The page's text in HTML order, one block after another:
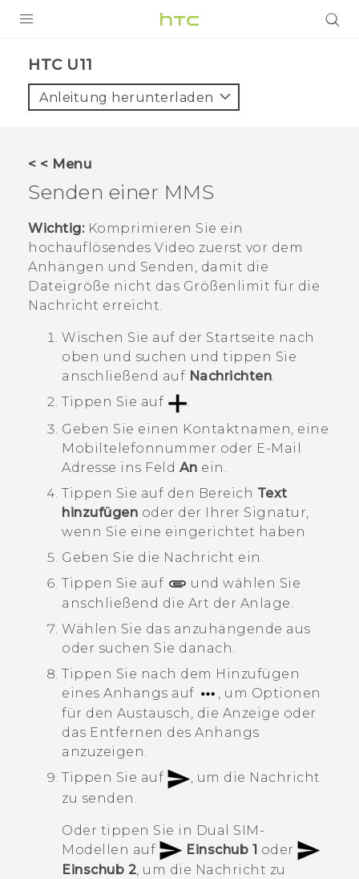
VIVE
UNTERSTÜTZUNG
HTC-Geräte und Zubehör
Anmelden
HTC U11‎
Anleitung herunterladen
< < Menu
Senden einer MMS
Wichtig:Komprimieren Sie ein
hochauflösendes Video zuerst vor dem
Anhängen und Senden, damit die
Dateigröße nicht das Größenlimit für die
Nachricht erreicht.
Wischen Sie auf der Startseite nach
oben und suchen und tippen Sie
anschließend auf Nachrichten.
Tippen Sie auf
.
Geben Sie einen Kontaktnamen, eine
Mobiltelefonnummer oder E-Mail
Adresse ins Feld An ein.
Tippen Sie auf den Bereich Text
hinzufügen oder der Ihrer Signatur,
wenn Sie eine eingerichtet haben.
Geben Sie die Nachricht ein.
Tippen Sie auf
und wählen Sie
anschließend die Art der Anlage.
Wählen Sie das anzuhängende aus
oder suchen Sie danach.
Tippen Sie nach dem Hinzufügen
eines Anhangs auf
, um Optionen
für den Austausch, die Anzeige oder
das Entfernen des Anhangs
anzuzeigen.
Tippen Sie auf
, um die Nachricht
zu senden.
Oder tippen Sie in Dual SIM-
Modellen auf
Einschub 1 oder
Einschub 2, um die Nachricht zu